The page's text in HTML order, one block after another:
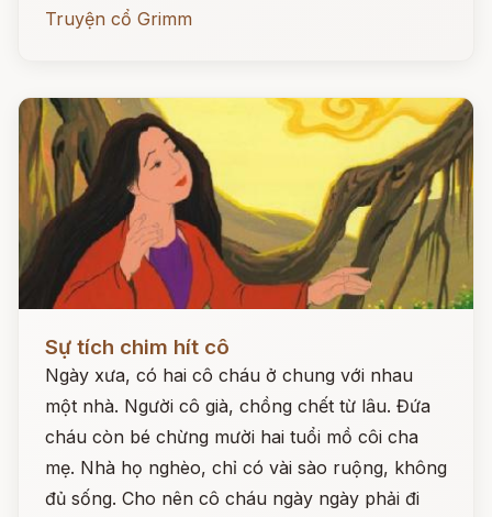
Truyện cổ Grimm
Sự tích chim hít cô
Ngày xưa, có hai cô cháu ở chung với nhau
một nhà. Người cô già, chồng chết từ lâu. Đứa
cháu còn bé chừng mười hai tuổi mồ côi cha
mẹ. Nhà họ nghèo, chỉ có vài sào ruộng, không
đủ sống. Cho nên cô cháu ngày ngày phải đi